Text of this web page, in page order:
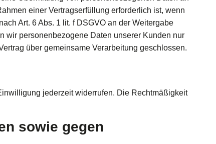
einer Vertragserfüllung erforderlich ist, wenn
Art. 6 Abs. 1 lit. f DSGVO an der Weitergabe
wir personenbezogene Daten unserer Kunden nur
über gemeinsame Verarbeitung geschlossen.
jederzeit widerrufen. Die Rechtmäßigkeit
sowie gegen